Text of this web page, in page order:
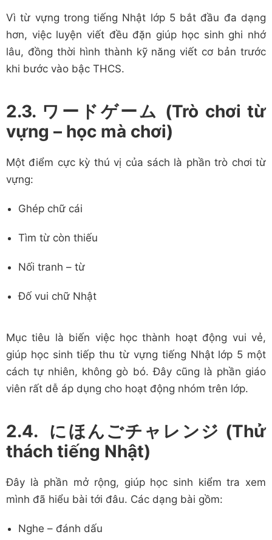
Vì từ vựng trong tiếng Nhật lớp 5 bắt đầu đa dạng
hơn, việc luyện viết đều đặn giúp học sinh ghi nhớ
lâu, đồng thời hình thành kỹ năng viết cơ bản trước
khi bước vào bậc THCS.
2.3. ワードゲーム (Trò chơi từ
vựng – học mà chơi)
Một điểm cực kỳ thú vị của sách là phần trò chơi từ
vựng:
Ghép chữ cái
Tìm từ còn thiếu
Nối tranh – từ
Đố vui chữ Nhật
Mục tiêu là biến việc học thành hoạt động vui vẻ,
giúp học sinh tiếp thu từ vựng tiếng Nhật lớp 5 một
cách tự nhiên, không gò bó. Đây cũng là phần giáo
viên rất dễ áp dụng cho hoạt động nhóm trên lớp.
2.4. にほんごチャレンジ (Thử
thách tiếng Nhật)
Đây là phần mở rộng, giúp học sinh kiểm tra xem
mình đã hiểu bài tới đâu. Các dạng bài gồm:
Nghe – đánh dấu